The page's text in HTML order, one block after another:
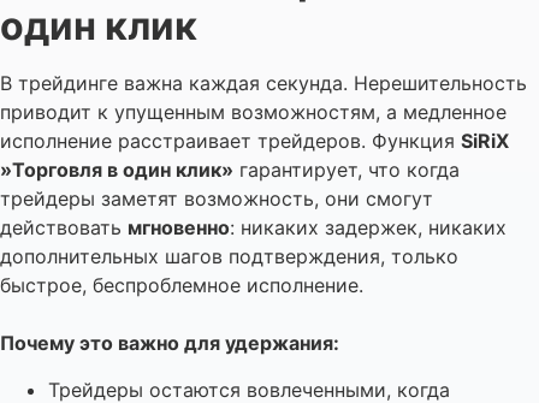
один клик
В трейдинге важна каждая секунда. Нерешительность
приводит к упущенным возможностям, а медленное
исполнение расстраивает трейдеров. Функция SiRiX
»Торговля в один клик» гарантирует, что когда
трейдеры заметят возможность, они смогут
действовать мгновенно: никаких задержек, никаких
дополнительных шагов подтверждения, только
быстрое, беспроблемное исполнение.
Почему это важно для удержания:
Трейдеры остаются вовлеченными, когда